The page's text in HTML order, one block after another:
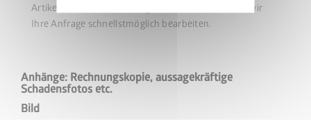
Artikelnummer des benötigten Ersatzteils können wir
Ihre Anfrage schnellstmöglich bearbeiten.
Anhänge: Rechnungskopie, aussagekräftige
Schadensfotos etc.
Bild
Abschicken